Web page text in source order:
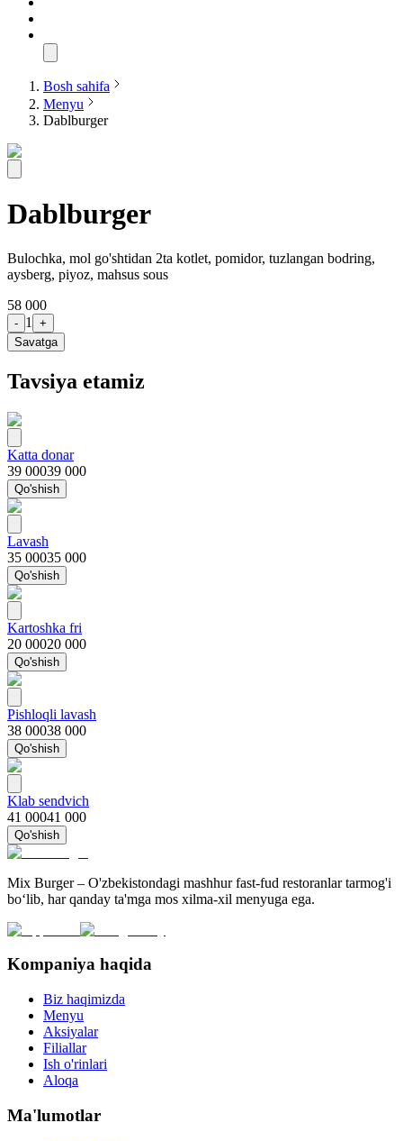
Bosh sahifa
Menyu
Dablburger
Dablburger
Bulochka, mol go'shtidan 2ta kotlet, pomidor, tuzlangan bodring,
aysberg, piyoz, mahsus sous
58 000
- 1
+
Savatga
Tavsiya etamiz
Katta donar
39 00039 000
Qo'shish
Lavash
35 00035 000
Qo'shish
Kartoshka fri
20 00020 000
Qo'shish
Pishloqli lavash
38 00038 000
Qo'shish
Klab sendvich
41 00041 000
Qo'shish
Mix Burger – O'zbekistondagi mashhur fast-fud restoranlar tarmog'i
bo‘lib, har qanday ta'mga mos xilma-xil menyuga ega.
Kompaniya haqida
Biz haqimizda
Menyu
Aksiyalar
Filiallar
Ish o'rinlari
Aloqa
Ma'lumotlar